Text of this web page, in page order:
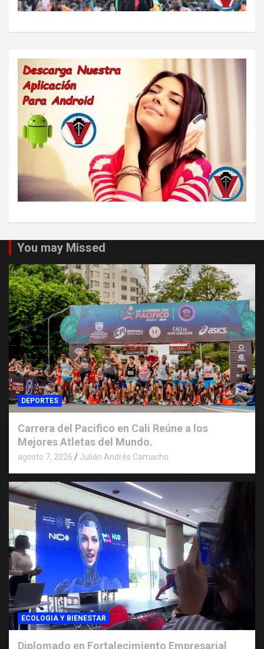
You may Missed
DEPORTES
Carrera del Pacifico en Cali Reúne a los
Mejores Atletas del Mundo.
agosto 7, 2026 Julián Andrés Camacho
ECOLOGIA Y BIENESTAR
Diplomado en Fortalecimiento Empresarial